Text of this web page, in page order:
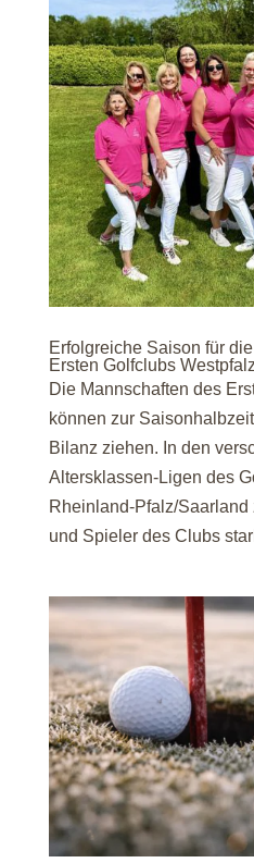
Erfolgreiche Saison für
Ersten Golfclubs Westpfalz
Die Mannschaften des
können zur
Bilanz ziehen. In den
Altersklassen-Ligen des
Rheinland-Pfalz/
und Spieler des Clubs